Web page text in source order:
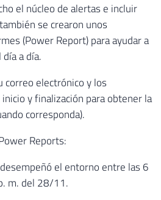
el núcleo de alertas e incluir
se crearon unos
(Power Report) para ayudar a
a día.
electrónico y los
y finalización para obtener la
corresponda).
Reports:
el entorno entre las 6
m. del 28/11.